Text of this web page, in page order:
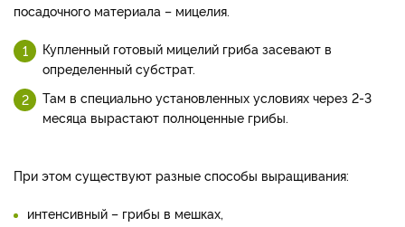
посадочного материала – мицелия.
Купленный готовый мицелий гриба засевают в
определенный субстрат.
Там в специально установленных условиях через 2-3
месяца вырастают полноценные грибы.
При этом существуют разные способы выращивания:
интенсивный – грибы в мешках,